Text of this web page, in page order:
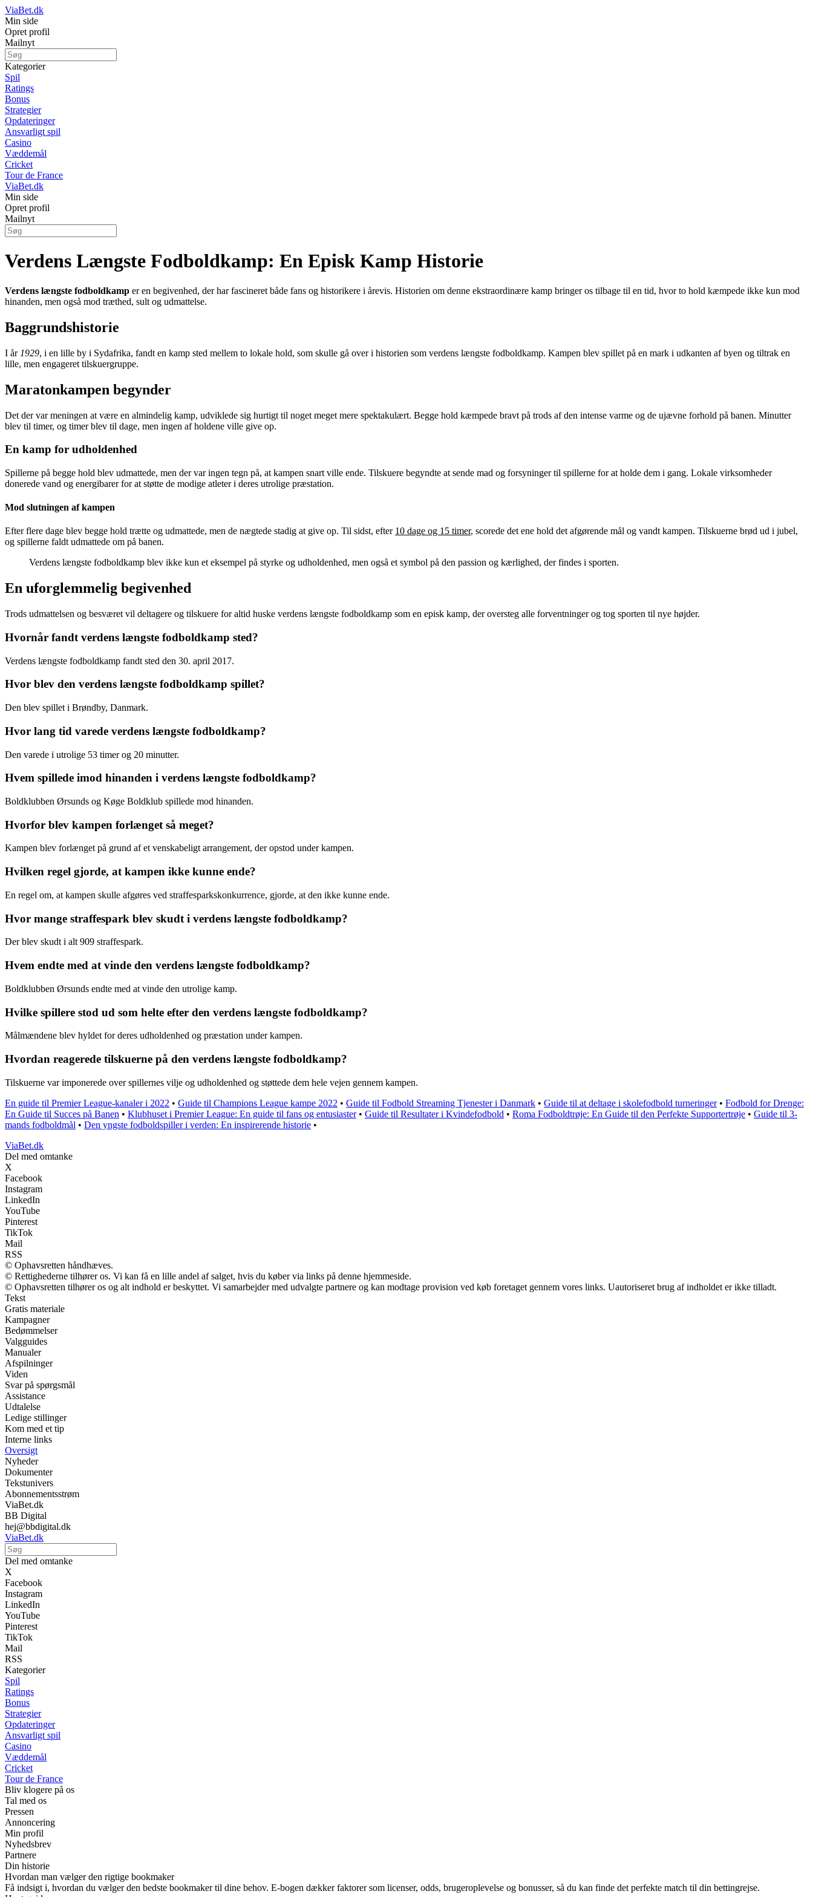
ViaBet.dk
Min side
Opret profil
Mailnyt
Kategorier
Spil
Ratings
Bonus
Strategier
Opdateringer
Ansvarligt spil
Casino
Væddemål
Cricket
Tour de France
ViaBet.dk
Min side
Opret profil
Mailnyt
Verdens Længste Fodboldkamp: En Episk Kamp Historie
Verdens længste fodboldkamp er en begivenhed, der har fascineret både fans og historikere i årevis. Historien om denne ekstraordinære kamp bringer os tilbage til en tid, hvor to hold kæmpede ikke kun mod
hinanden, men også mod træthed, sult og udmattelse.
Baggrundshistorie
I år 1929, i en lille by i Sydafrika, fandt en kamp sted mellem to lokale hold, som skulle gå over i historien som verdens længste fodboldkamp. Kampen blev spillet på en mark i udkanten af byen og tiltrak en
lille, men engageret tilskuergruppe.
Maratonkampen begynder
Det der var meningen at være en almindelig kamp, udviklede sig hurtigt til noget meget mere spektakulært. Begge hold kæmpede bravt på trods af den intense varme og de ujævne forhold på banen. Minutter
blev til timer, og timer blev til dage, men ingen af holdene ville give op.
En kamp for udholdenhed
Spillerne på begge hold blev udmattede, men der var ingen tegn på, at kampen snart ville ende. Tilskuere begyndte at sende mad og forsyninger til spillerne for at holde dem i gang. Lokale virksomheder
donerede vand og energibarer for at støtte de modige atleter i deres utrolige præstation.
Mod slutningen af kampen
Efter flere dage blev begge hold trætte og udmattede, men de nægtede stadig at give op. Til sidst, efter 10 dage og 15 timer, scorede det ene hold det afgørende mål og vandt kampen. Tilskuerne brød ud i jubel,
og spillerne faldt udmattede om på banen.
Verdens længste fodboldkamp blev ikke kun et eksempel på styrke og udholdenhed, men også et symbol på den passion og kærlighed, der findes i sporten.
En uforglemmelig begivenhed
Trods udmattelsen og besværet vil deltagere og tilskuere for altid huske verdens længste fodboldkamp som en episk kamp, der oversteg alle forventninger og tog sporten til nye højder.
Hvornår fandt verdens længste fodboldkamp sted?
Verdens længste fodboldkamp fandt sted den 30. april 2017.
Hvor blev den verdens længste fodboldkamp spillet?
Den blev spillet i Brøndby, Danmark.
Hvor lang tid varede verdens længste fodboldkamp?
Den varede i utrolige 53 timer og 20 minutter.
Hvem spillede imod hinanden i verdens længste fodboldkamp?
Boldklubben Ørsunds og Køge Boldklub spillede mod hinanden.
Hvorfor blev kampen forlænget så meget?
Kampen blev forlænget på grund af et venskabeligt arrangement, der opstod under kampen.
Hvilken regel gjorde, at kampen ikke kunne ende?
En regel om, at kampen skulle afgøres ved straffesparkskonkurrence, gjorde, at den ikke kunne ende.
Hvor mange straffespark blev skudt i verdens længste fodboldkamp?
Der blev skudt i alt 909 straffespark.
Hvem endte med at vinde den verdens længste fodboldkamp?
Boldklubben Ørsunds endte med at vinde den utrolige kamp.
Hvilke spillere stod ud som helte efter den verdens længste fodboldkamp?
Målmændene blev hyldet for deres udholdenhed og præstation under kampen.
Hvordan reagerede tilskuerne på den verdens længste fodboldkamp?
Tilskuerne var imponerede over spillernes vilje og udholdenhed og støttede dem hele vejen gennem kampen.
En guide til Premier League-kanaler i 2022 • Guide til Champions League kampe 2022 • Guide til Fodbold Streaming Tjenester i Danmark • Guide til at deltage i skolefodbold turneringer• Fodbold for Drenge:
En Guide til Succes på Banen • Klubhuset i Premier League: En guide til fans og entusiaster• Guide til Resultater i Kvindefodbold • Roma Fodboldtrøje: En Guide til den Perfekte Supportertrøje • Guide til 3-
mands fodboldmål • Den yngste fodboldspiller i verden: En inspirerende historie •
ViaBet.dk
Del med omtanke
X
Facebook
Instagram
LinkedIn
YouTube
Pinterest
TikTok
Mail
RSS
© Ophavsretten håndhæves.
© Rettighederne tilhører os. Vi kan få en lille andel af salget, hvis du køber via links på denne hjemmeside.
© Ophavsretten tilhører os og alt indhold er beskyttet. Vi samarbejder med udvalgte partnere og kan modtage provision ved køb foretaget gennem vores links. Uautoriseret brug af indholdet er ikke tilladt.
Tekst
Gratis materiale
Kampagner
Bedømmelser
Valgguides
Manualer
Afspilninger
Viden
Svar på spørgsmål
Assistance
Udtalelse
Ledige stillinger
Kom med et tip
Interne links
Oversigt
Nyheder
Dokumenter
Tekstunivers
Abonnementsstrøm
ViaBet.dk
BB Digital
hej@bbdigital.dk
ViaBet.dk
Del med omtanke
X
Facebook
Instagram
LinkedIn
YouTube
Pinterest
TikTok
Mail
RSS
Kategorier
Spil
Ratings
Bonus
Strategier
Opdateringer
Ansvarligt spil
Casino
Væddemål
Cricket
Tour de France
Bliv klogere på os
Tal med os
Pressen
Annoncering
Min profil
Nyhedsbrev
Partnere
Din historie
Hvordan man vælger den rigtige bookmaker
Få indsigt i, hvordan du vælger den bedste bookmaker til dine behov. E-bogen dækker faktorer som licenser, odds, brugeroplevelse og bonusser, så du kan finde det perfekte match til din bettingrejse.